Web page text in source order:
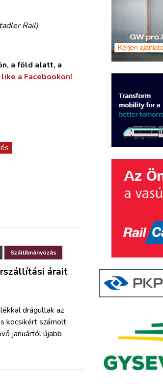
Rail)
a föld alatt, a
a Facebookon!
Szállítmányozás
árait
drágultak az
kocsikért számolt
januártól újabb